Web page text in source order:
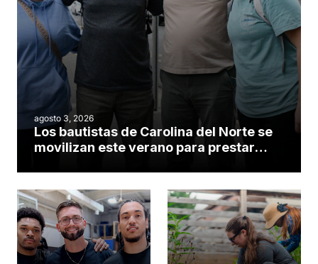
agosto 3, 2026
Los bautistas de Carolina del Norte se
movilizan este verano para prestar